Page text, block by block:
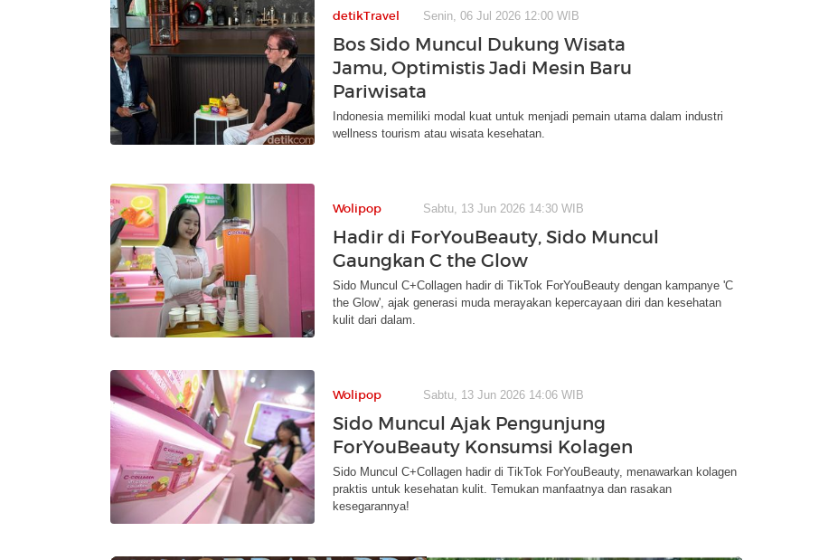
detikTravel Senin, 06 Jul 2026 12:00 WIB
Bos Sido Muncul Dukung Wisata
Jamu, Optimistis Jadi Mesin Baru
Pariwisata
Indonesia memiliki modal kuat untuk menjadi pemain utama dalam industri
wellness tourism atau wisata kesehatan.
Wolipop Sabtu, 13 Jun 2026 14:30 WIB
Hadir di ForYouBeauty, Sido Muncul
Gaungkan C the Glow
Sido Muncul C+Collagen hadir di TikTok ForYouBeauty dengan kampanye 'C
the Glow', ajak generasi muda merayakan kepercayaan diri dan kesehatan
kulit dari dalam.
Wolipop Sabtu, 13 Jun 2026 14:06 WIB
Sido Muncul Ajak Pengunjung
ForYouBeauty Konsumsi Kolagen
Sido Muncul C+Collagen hadir di TikTok ForYouBeauty, menawarkan kolagen
praktis untuk kesehatan kulit. Temukan manfaatnya dan rasakan
kesegarannya!